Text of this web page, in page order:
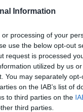
Information
processing of your
use the below opt-out
request is processed
utilized by us
You may separately
on the IAB’s list of
to third parties on the
third parties.
måde. "Under
Uanset om man bruger
andres sundhed, brug
prøves. Men helt ærlig,
foliebakker osv. Hvad
bange for at leve, at man